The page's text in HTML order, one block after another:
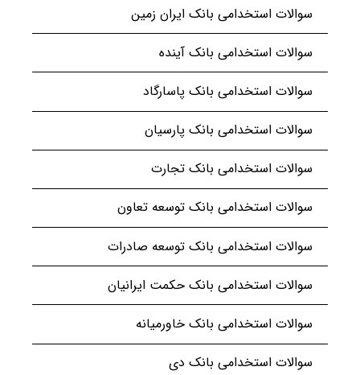
سوالات استخدامی بانک ایران زمین
سوالات استخدامی بانک آینده
سوالات استخدامی بانک پاسارگاد
سوالات استخدامی بانک پارسیان
سوالات استخدامی بانک تجارت
سوالات استخدامی بانک توسعه تعاون
سوالات استخدامی بانک توسعه صادرات
سوالات استخدامی بانک حکمت ایرانیان
سوالات استخدامی بانک خاورمیانه
سوالات استخدامی بانک دی